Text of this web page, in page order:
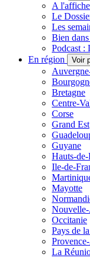
A l'affiche
Le
Les
Bien
Podcast :
En région
Voir
Bretagne
Centre-
Corse
Grand Est
Guyane
Hauts-de-
Ile-de-
Mayotte
Occitanie
Pays de
La